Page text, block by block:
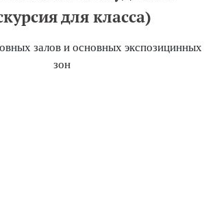
для класса)
залов и основных экспозицинных
зон